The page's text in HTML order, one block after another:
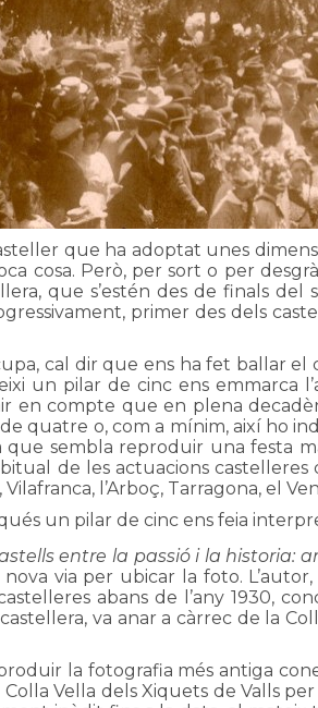
que ha adoptat unes
cosa. Però, per sort o per
que s’estén des de finals
primer des dels
cal dir que ens ha fet ballar el
un pilar de cinc ens emmarca
compte que en plena
quatre o, com a mínim, així ho
sembla reproduir una festa
de les actuacions
l’Arboç, Tarragona, el
un pilar de cinc ens feia
entre la passió i la historia:
via per ubicar la foto.
abans de l’any 1930,
va anar a càrrec de la
la fotografia més antiga
Vella dels Xiquets de Valls